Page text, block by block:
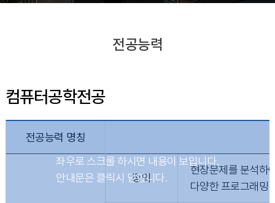
전공능력
컴퓨터공학전공
전공능력 명칭
정의
현장문제를 분석하
다양한 프로그래밍